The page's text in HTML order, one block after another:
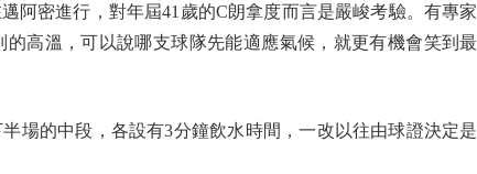
阿密進行，對年屆41歲的C朗拿度而言是嚴峻考驗。有專家
高溫，可以說哪支球隊先能適應氣候，就更有機會笑到最
的中段，各設有3分鐘飲水時間，一改以往由球證決定是